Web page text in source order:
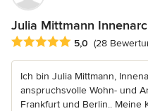
Julia Mittmann
Durchschnittliche
5,0 (28
Ich bin Julia Mittmann,
anspruchsvolle Wohn- und
Frankfurt und Berlin.. Meine